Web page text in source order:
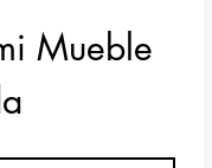
Mueble